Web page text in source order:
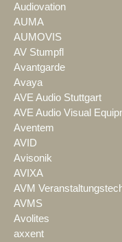
Audiovation
AUMA
AUMOVIS
AV Stumpfl
Avantgarde
Avaya
AVE Audio Stuttgart
AVE Audio Visual
Aventem
AVID
Avisonik
AVIXA
AVM
AVMS
Avolites
axxent